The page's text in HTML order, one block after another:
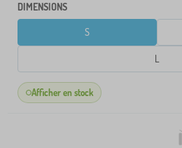
DIMENSIONS
S
L
Afficher en stock